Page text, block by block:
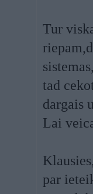
Tur
tad
dargais
Lai
par